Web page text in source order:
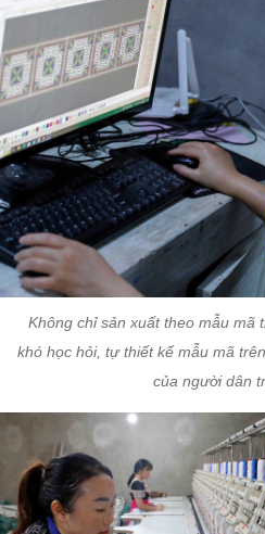
Không chỉ sản xuất theo mẫu mã
khó học hỏi, tự thiết kế mẫu mã
của người dân